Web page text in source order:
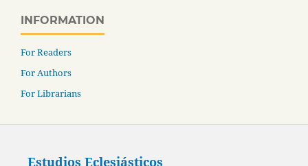
INFORMATION
For Readers
For Authors
For Librarians
Estudios Eclesiásticos